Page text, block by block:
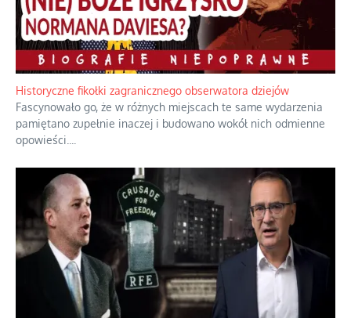
Historyczne fikołki zagranicznego obserwatora dziejów
Fascynowało go, że w różnych miejscach te same wydarzenia
pamiętano zupełnie inaczej i budowano wokół nich odmienne
opowieści.